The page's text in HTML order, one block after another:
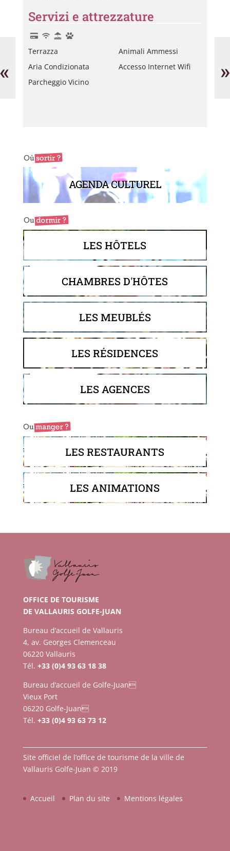
«
l'Escale
»
Servizi e attrezzature
Terrazza
Aria Condizionata
Parcheggio Vicino
Animali Ammessi
Accesso Internet Wifi
AGENDA CULTUREL
LES HÔTELS
CHAMBRES D'HÔTES
LES MEUBLÉS
LES RÉSIDENCES
LES AGENCES
LES RESTAURANTS
LES ANIMATIONS
OFFICE DE TOURISME
DE VALLAURIS GOLFE-JUAN
Bureau d’accueil de Vallauris
4, av. Georges Clemenceau
06220 Vallauris
Tél. +33 (0)4 93 63 18 38
Bureau d’accueil de Golfe-Juan
Vieux Port
06220 Golfe-Juan
Tél. +33 (0)4 93 63 73 12
Site officiel de l’office de tourisme de la ville de
Vallauris Golfe-Juan © 2019
Accueil Plan du site Mentions légales